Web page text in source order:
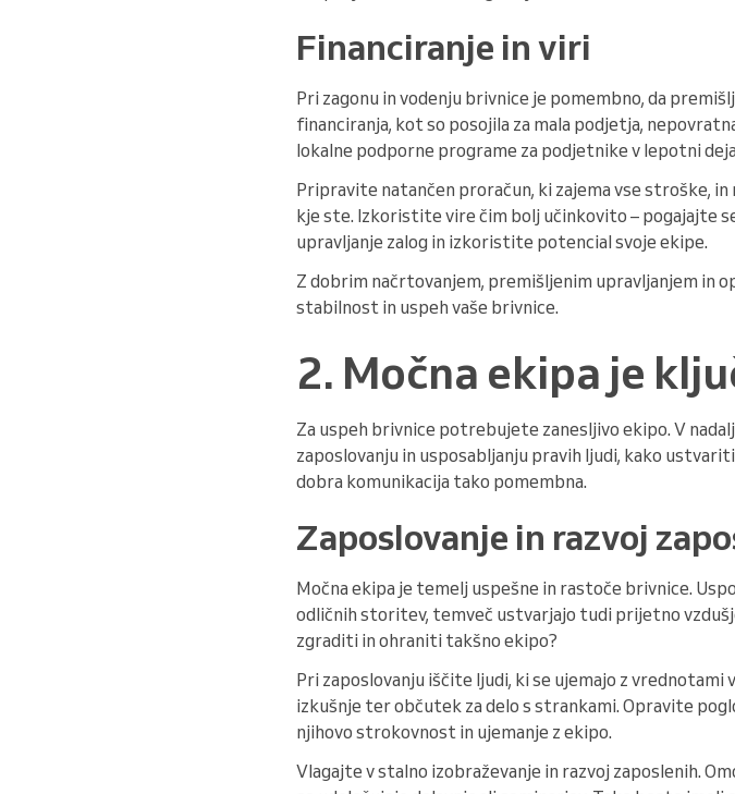
Financiranje in viri
Pri zagonu in vodenju brivnice je pomembno, da
financiranja, kot so posojila za mala podjetja,
lokalne podporne programe za podjetnike v lepotni
Pripravite natančen proračun, ki zajema vse stroške,
kje ste. Izkoristite vire čim bolj učinkovito – pogajajte
upravljanje zalog in izkoristite potencial svoje ekipe.
Z dobrim načrtovanjem, premišljenim upravljanjem in
stabilnost in uspeh vaše brivnice.
2. Močna ekipa je
Za uspeh brivnice potrebujete zanesljivo ekipo. V
zaposlovanju in usposabljanju pravih ljudi, kako
dobra komunikacija tako pomembna.
Zaposlovanje in razvoj
Močna ekipa je temelj uspešne in rastoče brivnice.
odličnih storitev, temveč ustvarjajo tudi prijetno
zgraditi in ohraniti takšno ekipo?
Pri zaposlovanju iščite ljudi, ki se ujemajo z
izkušnje ter občutek za delo s strankami. Opravite
njihovo strokovnost in ujemanje z ekipo.
Vlagajte v stalno izobraževanje in razvoj zaposlenih.